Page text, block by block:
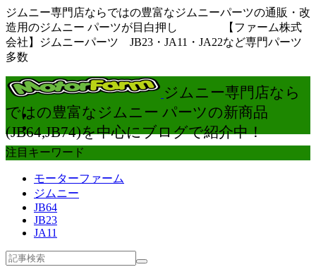
ジムニー専門店ならではの豊富なジムニーパーツの通販・改
造用のジムニー パーツが目白押し 【ファーム株式
会社】ジムニーパーツ JB23・JA11・JA22など専門パーツ
多数
ジムニー専門店なら
ではの豊富なジムニー パーツの新商品
(JB64,JB74)を中心にブログで紹介中！
注目キーワード
モーターファーム
ジムニー
JB64
JB23
JA11